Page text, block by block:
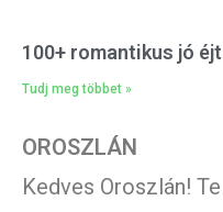
100+ romantikus jó
Tudj meg többet »
OROSZLÁN
Kedves Oroszlán!